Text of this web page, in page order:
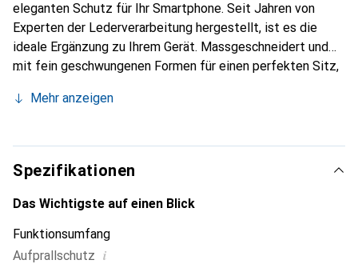
eleganten Schutz für Ihr Smartphone. Seit Jahren von
Experten der Lederverarbeitung hergestellt, ist es die
ideale Ergänzung zu Ihrem Gerät. Massgeschneidert und
mit fein geschwungenen Formen für einen perfekten Sitz,
Ihr Smartphone. Die Marke Noreve ist international für ihre
für den anspruchsvollen Kunden.
Mehr anzeigen
Spezifikationen
Das Wichtigste auf einen Blick
Funktionsumfang
Aufprallschutz i